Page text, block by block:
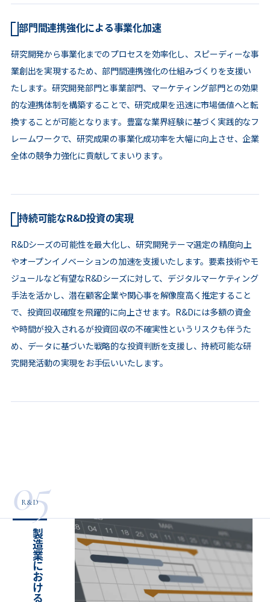
部門間連携強化による事業化加速
研究開発から事業化までのプロセスを効率化し、スピーディーな事
業創出を実現するため、部門間連携強化の仕組みづくりを支援い
たします。研究開発部門と事業部門、マーケティング部門との効果
的な連携体制を構築することで、研究成果を迅速に市場価値へと転
換することが可能となります。豊富な業界経験に基づく実践的なフ
レームワークで、研究成果の事業化成功率を大幅に向上させ、企業
全体の競争力強化に貢献してまいります。
持続可能なR&D投資の実現
R&Dシーズの可能性を最大化し、研究開発テーマ選定の精度向上
やオープンイノベーションの加速を支援いたします。要素技術やモ
ジュールなど有望なR&Dシーズに対して、デジタルマーケティング
手法を活かし、潜在顧客企業や関心事を解像度高く推定すること
で、投資回収確度を飛躍的に向上させます。R&Dには多額の資金
や時間が投入されるが投資回収の不確実性というリスクも伴うた
め、データに基づいた戦略的な投資判断を支援し、持続可能な研
究開発活動の実現をお手伝いいたします。
05
R&D